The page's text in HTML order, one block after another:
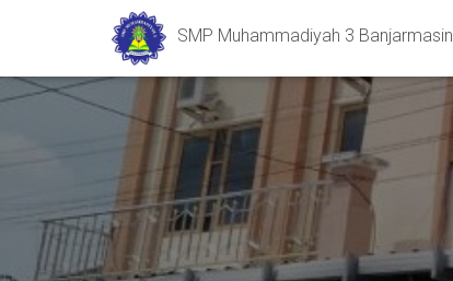
SMP Muhammadiyah 3 Banjarmasin